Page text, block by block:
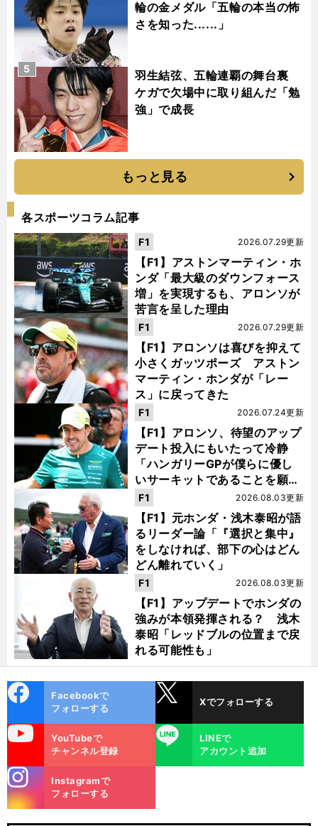
輪の金メダル「五輪の本当の怖
さを知った......」
羽生結弦、五輪連覇の舞台裏
ケガで欠場中に取り組んだ「勉
強」で成長
5
もっと見る
各スポーツコラム記事
【F1】アストンマーティン・ホ
ンダ「最大級のダウンフォース
増」を実現するも、アロンソが
苦言を呈した理由
2026.07.29更新
F1
【F1】アロンソは喜びを抑えて
小さくガッツポーズ アストン
マーティン・ホンダが「レー
ス」に戻ってきた
2026.07.29更新
F1
【F1】アロンソ、待望のアップ
デート投入にもいたって冷静
「ハンガリーGPが僕らに優し
いサーキットであることを願
う」
2026.07.24更新
F1
【F1】元ホンダ・浅木泰昭が語
るリーダー論「『選択と集中』
をしなければ、部下の心はどん
どん離れていく」
2026.08.03更新
F1
【F1】アップデートでホンダの
強みが本領発揮される？ 浅木
泰昭「レッドブルの位置まで戻
れる可能性も」
2026.08.03更新
F1
ok
Facebookで
フォローする
Xでフォローする
YouTubeで
チャンネル登録
LINE
LINEで
アカウント追加
m
Instagramで
フォローする